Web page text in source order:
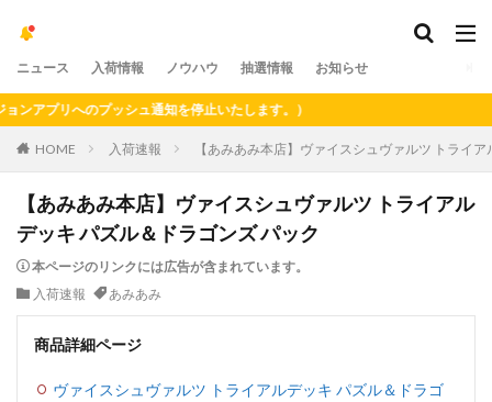
ニュース 入荷情報 ノウハウ 抽選情報 お知らせ
プリへのプッシュ通知を停止いたします。）
HOME 入荷速報 【あみあみ本店】ヴァイスシュヴァルツ トライ
【あみあみ本店】ヴァイスシュヴァルツ トライアル
デッキ パズル＆ドラゴンズ パック
本ページのリンクには広告が含まれています。
入荷速報
あみあみ
商品詳細ページ
ヴァイスシュヴァルツ トライアルデッキ パズル＆ドラゴ